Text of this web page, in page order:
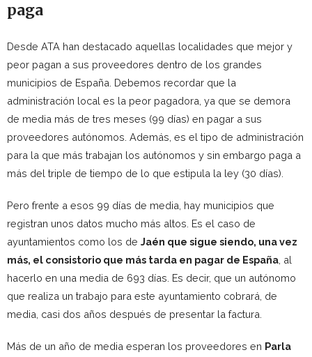
paga
Desde ATA han destacado aquellas localidades que mejor y
peor pagan a sus proveedores dentro de los grandes
municipios de España. Debemos recordar que la
administración local es la peor pagadora, ya que se demora
de media más de tres meses (99 días) en pagar a sus
proveedores autónomos. Además, es el tipo de administración
para la que más trabajan los autónomos y sin embargo paga a
más del triple de tiempo de lo que estipula la ley (30 días).
Pero frente a esos 99 días de media, hay municipios que
registran unos datos mucho más altos. Es el caso de
ayuntamientos como los de Jaén que sigue siendo, una vez
más, el consistorio que más tarda en pagar de España , al
hacerlo en una media de 693 días. Es decir, que un autónomo
que realiza un trabajo para este ayuntamiento cobrará, de
media, casi dos años después de presentar la factura.
Más de un año de media esperan los proveedores en Parla